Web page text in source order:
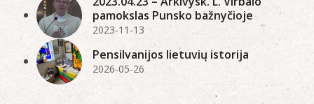
pamokslas Punsko bažnyčioje
2023-11-13
Pensilvanijos lietuvių istorija
2026-05-26